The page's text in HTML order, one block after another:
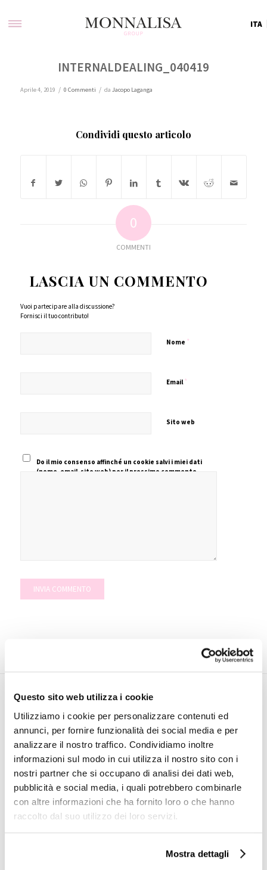
Questo sito web utilizza i cookie
Utilizziamo i cookie per personalizzare contenuti ed
annunci, per fornire funzionalità dei social media e per
analizzare il nostro traffico. Condividiamo inoltre
informazioni sul modo in cui utilizza il nostro sito con i
nostri partner che si occupano di analisi dei dati web,
pubblicità e social media, i quali potrebbero combinarle
con altre informazioni che ha fornito loro o che hanno
raccolto dal suo utilizzo dei loro servizi.
Mostra dettagli
ITA
INTERNALDEALING_040419
Aprile 4, 2019 / 0 Commenti / da Jacopo Laganga
Condividi questo articolo
0
COMMENTI
LASCIA UN COMMENTO
Vuoi partecipare alla discussione?
Fornisci il tuo contributo!
Nome *
Email*
Sito web
Do il mio consenso affinché un cookie salvi i miei dati
(nome, email, sito web) per il prossimo commento.
INVESTOR
RELATIONS
Calendario
Finanziario
Comunicati
Stampa
Titolo